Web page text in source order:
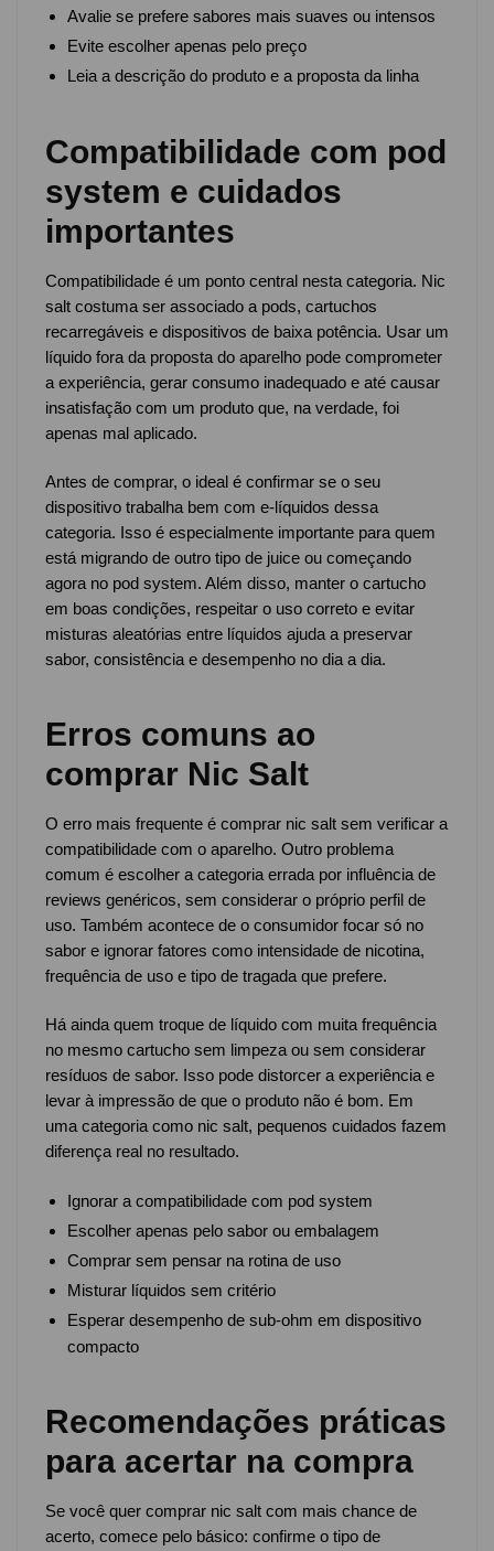
Avalie se prefere sabores mais suaves ou intensos
Evite escolher apenas pelo preço
Leia a descrição do produto e a proposta da linha
Compatibilidade com pod
system e cuidados
importantes
Compatibilidade é um ponto central nesta categoria. Nic
salt costuma ser associado a pods, cartuchos
recarregáveis e dispositivos de baixa potência. Usar um
líquido fora da proposta do aparelho pode comprometer
a experiência, gerar consumo inadequado e até causar
insatisfação com um produto que, na verdade, foi
apenas mal aplicado.
Antes de comprar, o ideal é confirmar se o seu
dispositivo trabalha bem com e-líquidos dessa
categoria. Isso é especialmente importante para quem
está migrando de outro tipo de juice ou começando
agora no pod system. Além disso, manter o cartucho
em boas condições, respeitar o uso correto e evitar
misturas aleatórias entre líquidos ajuda a preservar
sabor, consistência e desempenho no dia a dia.
Erros comuns ao
comprar Nic Salt
O erro mais frequente é comprar nic salt sem verificar a
compatibilidade com o aparelho. Outro problema
comum é escolher a categoria errada por influência de
reviews genéricos, sem considerar o próprio perfil de
uso. Também acontece de o consumidor focar só no
sabor e ignorar fatores como intensidade de nicotina,
frequência de uso e tipo de tragada que prefere.
Há ainda quem troque de líquido com muita frequência
no mesmo cartucho sem limpeza ou sem considerar
resíduos de sabor. Isso pode distorcer a experiência e
levar à impressão de que o produto não é bom. Em
uma categoria como nic salt, pequenos cuidados fazem
diferença real no resultado.
Ignorar a compatibilidade com pod system
Escolher apenas pelo sabor ou embalagem
Comprar sem pensar na rotina de uso
Misturar líquidos sem critério
Esperar desempenho de sub-ohm em dispositivo
compacto
Recomendações práticas
para acertar na compra
Se você quer comprar nic salt com mais chance de
acerto, comece pelo básico: confirme o tipo de